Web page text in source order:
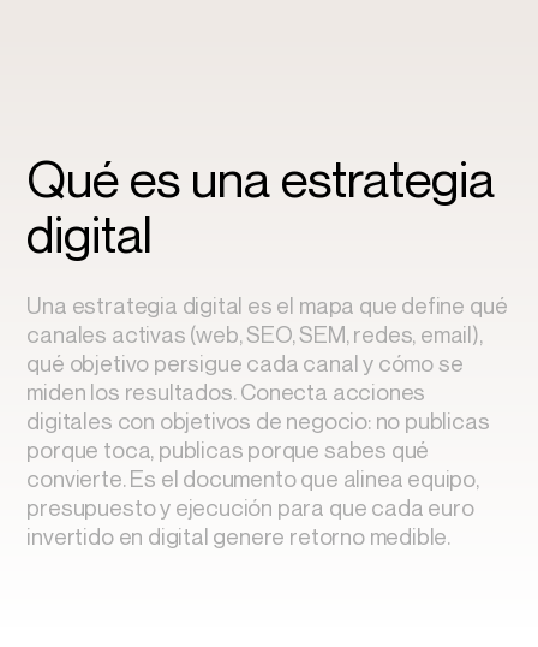
Qué es una estrategia
digital
Una estrategia digital es el mapa que define qué
canales activas (web, SEO, SEM, redes, email),
qué objetivo persigue cada canal y cómo se
miden los resultados. Conecta acciones
digitales con objetivos de negocio: no publicas
porque toca, publicas porque sabes qué
convierte. Es el documento que alinea equipo,
presupuesto y ejecución para que cada euro
invertido en digital genere retorno medible.